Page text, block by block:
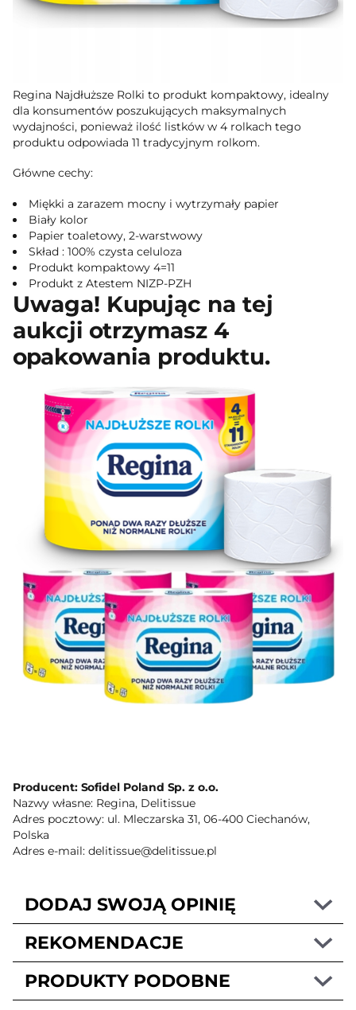
Regina Najdłuższe Rolki to produkt kompaktowy, idealny
dla konsumentów poszukujących maksymalnych
wydajności, ponieważ ilość listków w 4 rolkach tego
produktu odpowiada 11 tradycyjnym rolkom.
Główne cechy:
Miękki a zarazem mocny i wytrzymały papier
Biały kolor
Papier toaletowy, 2-warstwowy
Skład : 100% czysta celuloza
Produkt kompaktowy 4=11
Produkt z Atestem NIZP-PZH
Uwaga! Kupując na tej
aukcji otrzymasz 4
opakowania produktu.
Producent: Sofidel Poland Sp. z o.o.
Nazwy własne: Regina, Delitissue
Adres pocztowy: ul. Mleczarska 31, 06-400 Ciechanów,
Polska
Adres e-mail: delitissue@delitissue.pl
DODAJ SWOJĄ OPINIĘ
REKOMENDACJE
PRODUKTY PODOBNE